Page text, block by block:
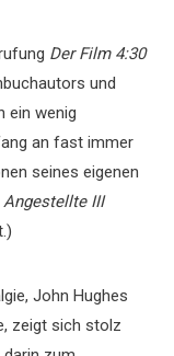
Der Film 4:30
und
ein wenig
an fast immer
seines eigenen
Angestellte III
John Hughes
zeigt sich stolz